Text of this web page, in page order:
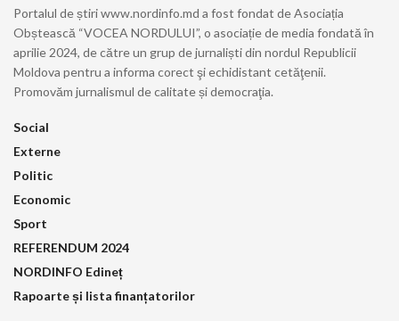
Portalul de știri www.nordinfo.md a fost fondat de Asociația
Obștească “VOCEA NORDULUI”, o asociație de media fondată în
aprilie 2024, de către un grup de jurnaliști din nordul Republicii
Moldova pentru a informa corect şi echidistant cetăţenii.
Promovăm jurnalismul de calitate și democraţia.
Social
Externe
Politic
Economic
Sport
REFERENDUM 2024
NORDINFO Edineț
Rapoarte și lista finanțatorilor